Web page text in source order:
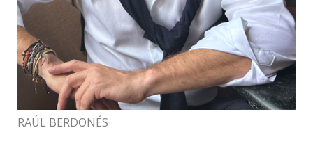
RAÚL BERDONÉS